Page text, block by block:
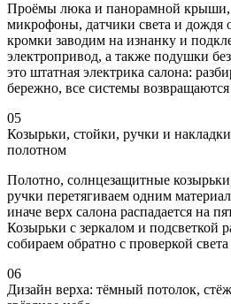
Проёмы люка и панорамной крыши,
микрофоны, датчики света и дождя
кромки заводим на изнанку и
электропривод, а также подушки
это штатная электрика салона:
бережно, все системы
05
Козырьки, стойки, ручки и
полотном
Полотно, солнцезащитные
ручки перетягиваем одним
иначе верх салона распадается на
Козырьки с зеркалом и подсветкой
собираем обратно с проверкой
06
Дизайн верха: тёмный потолок,